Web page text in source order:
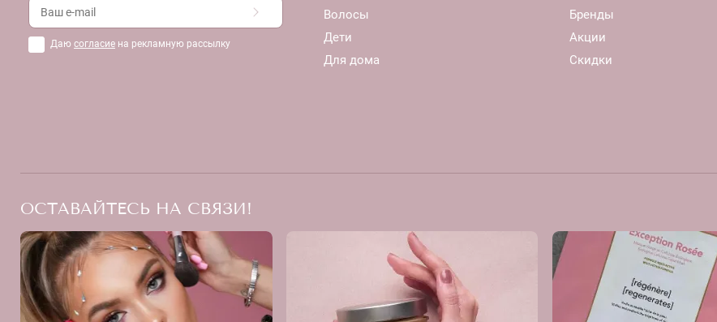
Даю согласие на рекламную рассылку
Волосы
Дети
Для дома
Бренды
Акции
Скидки
ОСТАВАЙТЕСЬ НА СВЯЗИ!